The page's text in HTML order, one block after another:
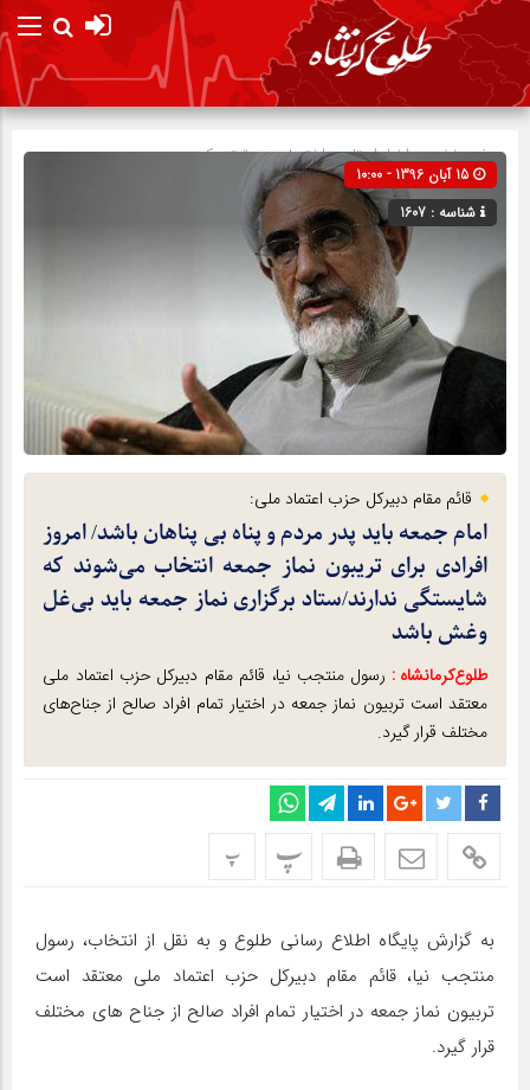
صفحه نخستاخبار استان»اختصاصی»تیتر یک
شناسه : 1607
قائم مقام دبيركل حزب اعتماد ملی:
امام جمعه باید پدر مردم و پناه بی پناهان باشد/ امروز
افرادی برای تریبون نماز جمعه انتخاب می‌شوند که
شایستگی ندارند/ستاد برگزاری نماز جمعه باید بی‌غل
وغش باشد
طلوع‌‌کرمانشاه : رسول منتجب نیا، قائم مقام دبیرکل حزب اعتماد ملی
معتقد است تربیون نماز جمعه در اختیار تمام افراد صالح از جناح‌های
مختلف قرار گیرد.
پ پ
به گزارش پایگاه اطلاع رسانی طلوع و به نقل از انتخاب، رسول
منتجب نیا، قائم مقام دبیرکل حزب اعتماد ملی معتقد است
تربیون نماز جمعه در اختیار تمام افراد صالح از جناح های مختلف
قرار گیرد.